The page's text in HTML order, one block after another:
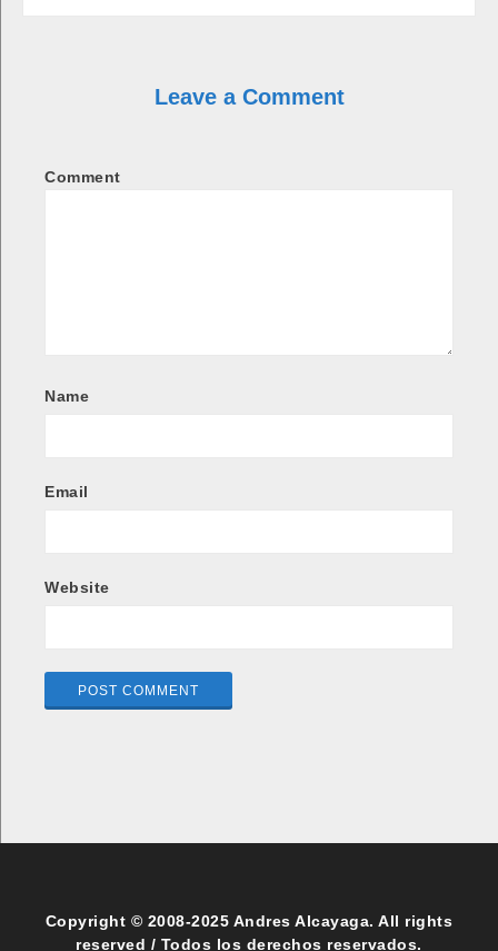
Leave a Comment
Comment
Name
Email
Website
Copyright © 2008-2025 Andres Alcayaga. All rights
reserved / Todos los derechos reservados.